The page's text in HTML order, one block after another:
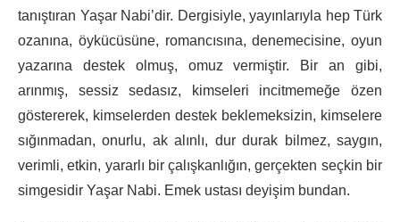
tanıştıran Yaşar Nabi’dir. Dergisiyle, yayınlarıyla hep Türk
ozanına, öykücüsüne, romancısına, denemecisine, oyun
yazarına destek olmuş, omuz vermiştir. Bir an gibi,
arınmış, sessiz sedasız, kimseleri incitmemeğe özen
göstererek, kimselerden destek beklemeksizin, kimselere
sığınmadan, onurlu, ak alınlı, dur durak bilmez, saygın,
verimli, etkin, yararlı bir çalışkanlığın, gerçekten seçkin bir
simgesidir Yaşar Nabi. Emek ustası deyişim bundan.